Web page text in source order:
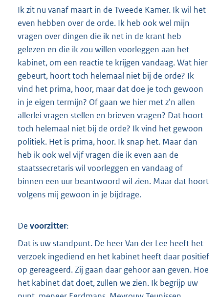
Ik zit nu vanaf maart in de Tweede Kamer. Ik wil het
even hebben over de orde. Ik heb ook wel mijn
vragen over dingen die ik net in de krant heb
gelezen en die ik zou willen voorleggen aan het
kabinet, om een reactie te krijgen vandaag. Wat hier
gebeurt, hoort toch helemaal niet bij de orde? Ik
vind het prima, hoor, maar dat doe je toch gewoon
in je eigen termijn? Of gaan we hier met z'n allen
allerlei vragen stellen en brieven vragen? Dat hoort
toch helemaal niet bij de orde? Ik vind het gewoon
politiek. Het is prima, hoor. Ik snap het. Maar dan
heb ik ook wel vijf vragen die ik even aan de
staatssecretaris wil voorleggen en vandaag of
binnen een uur beantwoord wil zien. Maar dat hoort
volgens mij gewoon in je bijdrage.
De voorzitter:
Dat is uw standpunt. De heer Van der Lee heeft het
verzoek ingediend en het kabinet heeft daar positief
op gereageerd. Zij gaan daar gehoor aan geven. Hoe
het kabinet dat doet, zullen we zien. Ik begrijp uw